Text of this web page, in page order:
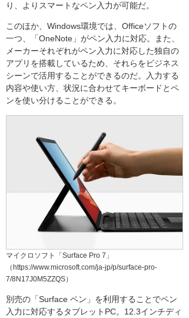
り、よりスマートなペン入力が可能だ。
このほか、Windows環境では、Officeソフトの
一つ、「OneNote」がペン入力に対応。また、
メーカーそれぞれがペン入力に対応した独自の
アプリを搭載しているため、それらをビジネス
シーンで活用することができるのだ。入力する
内容や使い方、状況に合わせてキーボードとペ
ンを使い分けることができる。
マイクロソフト「Surface Pro 7」
（https://www.microsoft.com/ja-jp/p/surface-pro-
7/8N17J0M5ZZQS）
別売の「Surface ペン」を利用することでペン
入力に対応するタブレットPC。12.3インチディ